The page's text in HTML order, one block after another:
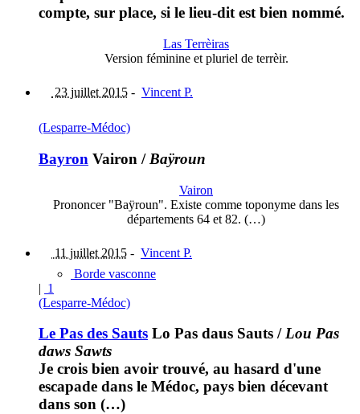
compte, sur place, si le lieu-dit est bien nommé.
Las Terrèiras
Version féminine et pluriel de terrèir.
23 juillet 2015 - Vincent P.
(Lesparre-Médoc)
Bayron Vairon / Baÿroun
Vairon
Prononcer "Baÿroun". Existe comme toponyme dans les
départements 64 et 82. (…)
11 juillet 2015 - Vincent P.
Borde vasconne
| 1
(Lesparre-Médoc)
Le Pas des Sauts Lo Pas daus Sauts /Lou Pas
daws Sawts
Je crois bien avoir trouvé, au hasard d'une
escapade dans le Médoc, pays bien décevant
dans son (…)